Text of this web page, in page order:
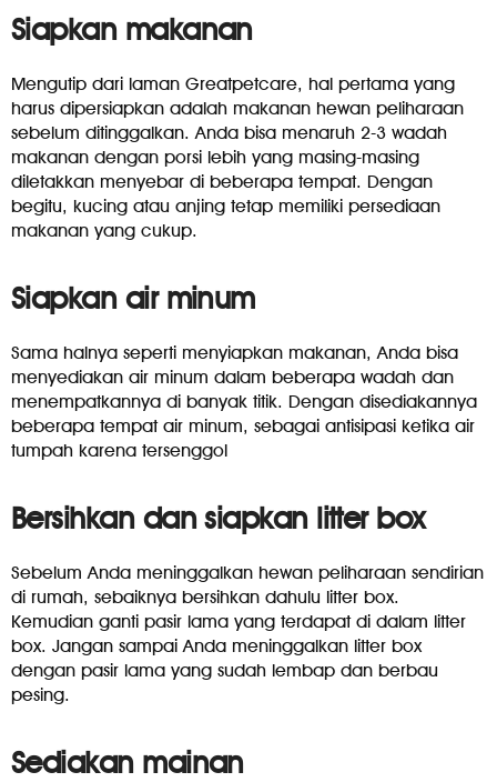
Siapkan makanan
Mengutip dari laman Greatpetcare, hal pertama yang
harus dipersiapkan adalah makanan hewan peliharaan
sebelum ditinggalkan. Anda bisa menaruh 2-3 wadah
makanan dengan porsi lebih yang masing-masing
diletakkan menyebar di beberapa tempat. Dengan
begitu, kucing atau anjing tetap memiliki persediaan
makanan yang cukup.
Siapkan air minum
Sama halnya seperti menyiapkan makanan, Anda bisa
menyediakan air minum dalam beberapa wadah dan
menempatkannya di banyak titik. Dengan disediakannya
beberapa tempat air minum, sebagai antisipasi ketika air
tumpah karena tersenggol
Bersihkan dan siapkan litter box
Sebelum Anda meninggalkan hewan peliharaan sendirian
di rumah, sebaiknya bersihkan dahulu litter box.
Kemudian ganti pasir lama yang terdapat di dalam litter
box. Jangan sampai Anda meninggalkan litter box
dengan pasir lama yang sudah lembap dan berbau
pesing.
Sediakan mainan